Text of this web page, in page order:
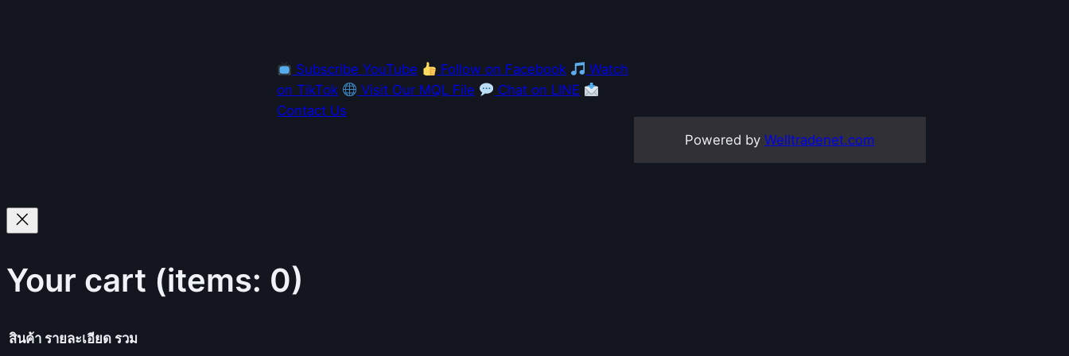
Subscribe YouTube Follow on Facebook
Watch
on TikTok
Visit Our MQL File
Chat on LINE
Contact Us
Powered by Welltradenet.com
Your cart (items: 0)
สินค้า รายละเอียด รวม